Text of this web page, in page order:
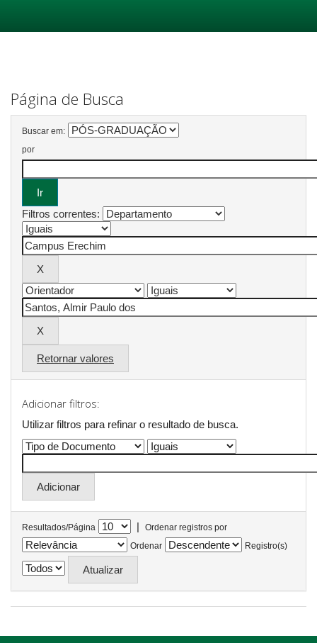
Página de Busca
Buscar em:
por
Filtros correntes:
Retornar valores
Adicionar filtros:
Utilizar filtros para refinar o resultado de busca.
Resultados/Página |
Ordenar registros por
Ordenar
Registro(s)